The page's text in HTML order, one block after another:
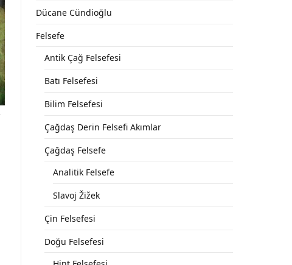
Dücane Cündioğlu
Felsefe
Antik Çağ Felsefesi
Batı Felsefesi
Bilim Felsefesi
Çağdaş Derin Felsefi Akımlar
Çağdaş Felsefe
Analitik Felsefe
Slavoj Žižek
Çin Felsefesi
Doğu Felsefesi